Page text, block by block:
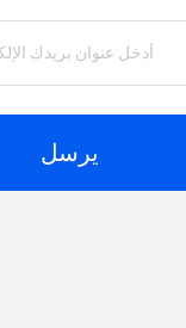
يرسل